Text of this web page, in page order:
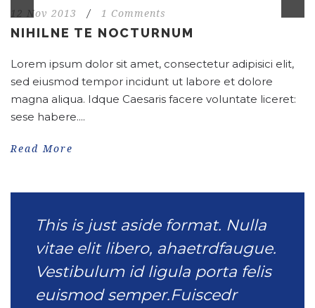
12 Nov 2013 / 1 Comments
NIHILNE TE NOCTURNUM
Lorem ipsum dolor sit amet, consectetur adipisici elit,
sed eiusmod tempor incidunt ut labore et dolore
magna aliqua. Idque Caesaris facere voluntate liceret:
sese habere....
Read More
This is just aside format. Nulla
vitae elit libero, ahaetrdfaugue.
Vestibulum id ligula porta felis
euismod semper.Fuiscedr